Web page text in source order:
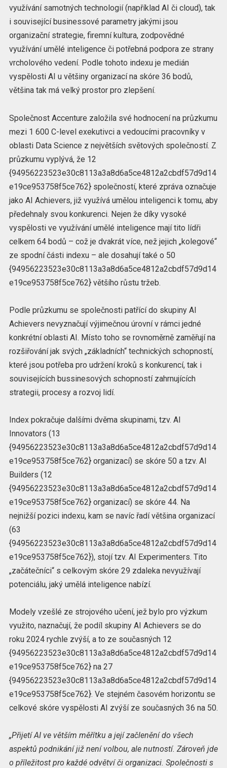
využívání samotných technologií (například AI či cloud), tak
i související businessové parametry jakými jsou
organizační strategie, firemní kultura, zodpovědné
využívání umělé inteligence či potřebná podpora ze strany
vrcholového vedení. Podle tohoto indexu je medián
vyspělosti AI u většiny organizací na skóre 36 bodů,
většina tak má velký prostor pro zlepšení.
Společnost Accenture založila své hodnocení na průzkumu
mezi 1 600 C-level exekutivci a vedoucími pracovníky v
oblasti Data Science z největších světových společností. Z
průzkumu vyplývá, že 12
{94956223523e30c8113a3a8d6a5ce4812a2cbdf57d9d14
e19ce953758f5ce762} společností, které zpráva označuje
jako AI Achievers, již využívá umělou inteligenci k tomu, aby
předehnaly svou konkurenci. Nejen že díky vysoké
vyspělosti ve využívání umělé inteligence mají tito lídři
celkem 64 bodů – což je dvakrát více, než jejich „kolegové“
ze spodní části indexu – ale dosahují také o 50
{94956223523e30c8113a3a8d6a5ce4812a2cbdf57d9d14
e19ce953758f5ce762} většího růstu tržeb.
Podle průzkumu se společnosti patřící do skupiny AI
Achievers nevyznačují výjimečnou úrovní v rámci jedné
konkrétní oblasti AI. Místo toho se rovnoměrně zaměřují na
rozšiřování jak svých „základních“ technických schopností,
které jsou potřeba pro udržení kroků s konkurencí, tak i
souvisejících bussinesových schopností zahrnujících
strategii, procesy a rozvoj lidí.
Index pokračuje dalšími dvěma skupinami, tzv. AI
Innovators (13
{94956223523e30c8113a3a8d6a5ce4812a2cbdf57d9d14
e19ce953758f5ce762} organizací) se skóre 50 a tzv. AI
Builders (12
{94956223523e30c8113a3a8d6a5ce4812a2cbdf57d9d14
e19ce953758f5ce762} organizací) se skóre 44. Na
nejnižší pozici indexu, kam se navíc řadí většina organizací
(63
{94956223523e30c8113a3a8d6a5ce4812a2cbdf57d9d14
e19ce953758f5ce762}), stojí tzv. AI Experimenters. Tito
„začátečníci“ s celkovým skóre 29 zdaleka nevyužívají
potenciálu, jaký umělá inteligence nabízí.
Modely vzešlé ze strojového učení, jež bylo pro výzkum
využito, naznačují, že podíl skupiny AI Achievers se do
roku 2024 rychle zvýší, a to ze současných 12
{94956223523e30c8113a3a8d6a5ce4812a2cbdf57d9d14
e19ce953758f5ce762} na 27
{94956223523e30c8113a3a8d6a5ce4812a2cbdf57d9d14
e19ce953758f5ce762}. Ve stejném časovém horizontu se
celkové skóre vyspělosti AI zvýší ze současných 36 na 50.
„Přijetí AI ve větším měřítku a její začlenění do všech
aspektů podnikání již není volbou, ale nutností. Zároveň jde
o příležitost pro každé odvětví či organizaci. Společnosti s